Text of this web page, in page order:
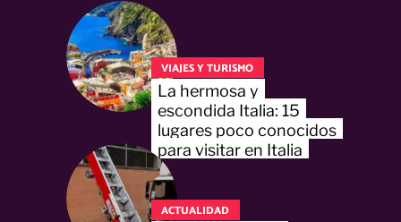
VIAJES Y TURISMO
La hermosa y
escondida Italia: 15
lugares poco conocidos
para visitar en Italia
ACTUALIDAD